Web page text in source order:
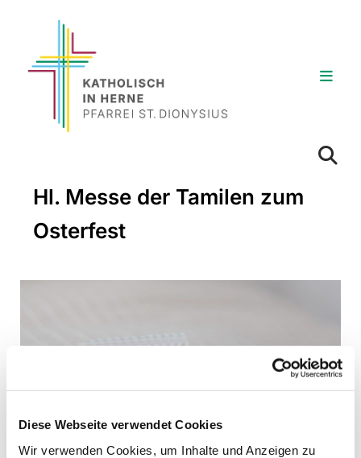
Diese Webseite verwendet Cookies
Wir verwenden Cookies, um Inhalte und Anzeigen zu
Hl. Messe der Tamilen zum
Osterfest